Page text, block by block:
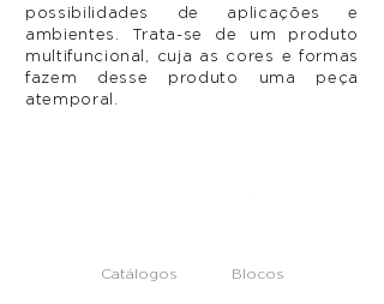
possibilidades de aplicações e
ambientes. Trata-se de um produto
multifuncional, cuja as cores e formas
fazem desse produto uma peça
atemporal.
Catálogos Blocos